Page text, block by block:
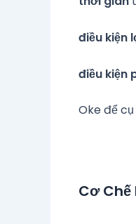
điều kiện
điều kiện
Oke để
Cơ